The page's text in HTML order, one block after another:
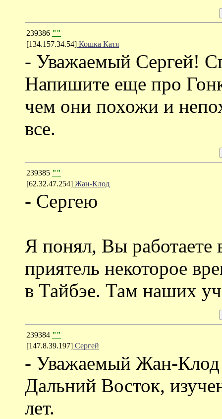
239386 ""
[134.157.34.54] Кошка Катя
- Уважаемый Сергей!
Напишите еще про
чем они похожи и
все.
239385 ""
[62.32.47.254] Жан-Клод
- Сергею
Я понял, Вы
приятель некоторое
в Тайбэе. Там наших
239384 ""
[147.8.39.197] Сергей
- Уважаемый Жан-Клод
Дальний Восток,
лет.